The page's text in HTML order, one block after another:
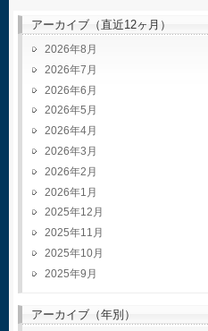
アーカイブ（直近12ヶ月）
2026年8月
2026年7月
2026年6月
2026年5月
2026年4月
2026年3月
2026年2月
2026年1月
2025年12月
2025年11月
2025年10月
2025年9月
アーカイブ（年別）